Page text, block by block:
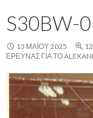
S30BW-
13 ΜΑΪ́ΟΥ 2025
ΈΡΕΥΝΑΣ ΓΙΑ ΤΟ